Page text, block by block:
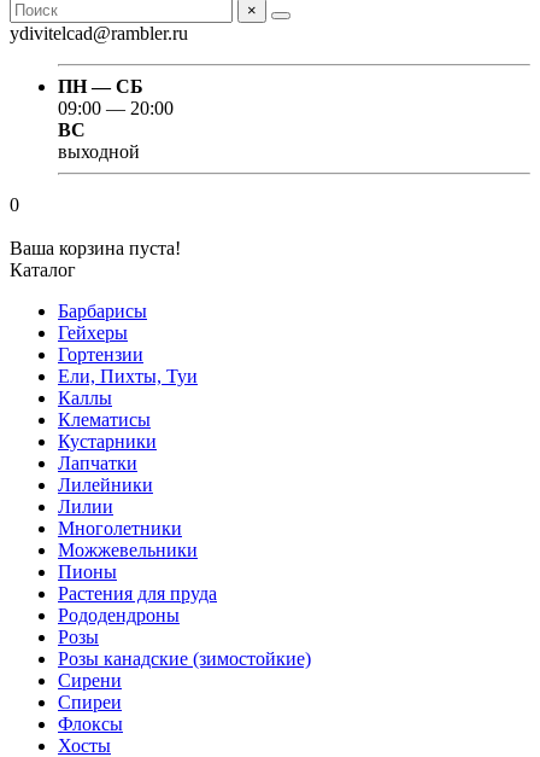
×
ydivitelcad@rambler.ru
ПН — СБ
09:00 — 20:00
ВС
выходной
0
Ваша корзина пуста!
Каталог
Барбарисы
Гейхеры
Гортензии
Ели, Пихты, Туи
Каллы
Клематисы
Кустарники
Лапчатки
Лилейники
Лилии
Многолетники
Можжевельники
Пионы
Растения для пруда
Рододендроны
Розы
Розы канадские (зимостойкие)
Сирени
Спиреи
Флоксы
Хосты